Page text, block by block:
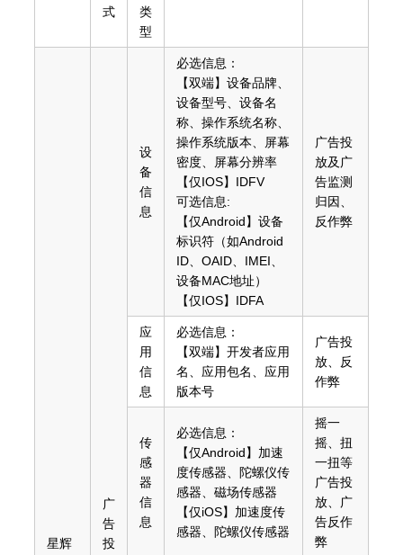
式
类
型
星辉
广
告
投
设
备
信
息
必选信息：
【双端】设备品牌、
设备型号、设备名
称、操作系统名称、
操作系统版本、屏幕
密度、屏幕分辨率
【仅IOS】IDFV
可选信息:
【仅Android】设备
标识符（如Android
ID、OAID、IMEI、
设备MAC地址）
【仅IOS】IDFA
广告投
放及广
告监测
归因、
反作弊
应
用
信
息
必选信息：
【双端】开发者应用
名、应用包名、应用
版本号
广告投
放、反
作弊
传
感
器
信
息
必选信息：
【仅Android】加速
度传感器、陀螺仪传
感器、磁场传感器
【仅iOS】加速度传
感器、陀螺仪传感器
摇一
摇、扭
一扭等
广告投
放、广
告反作
弊